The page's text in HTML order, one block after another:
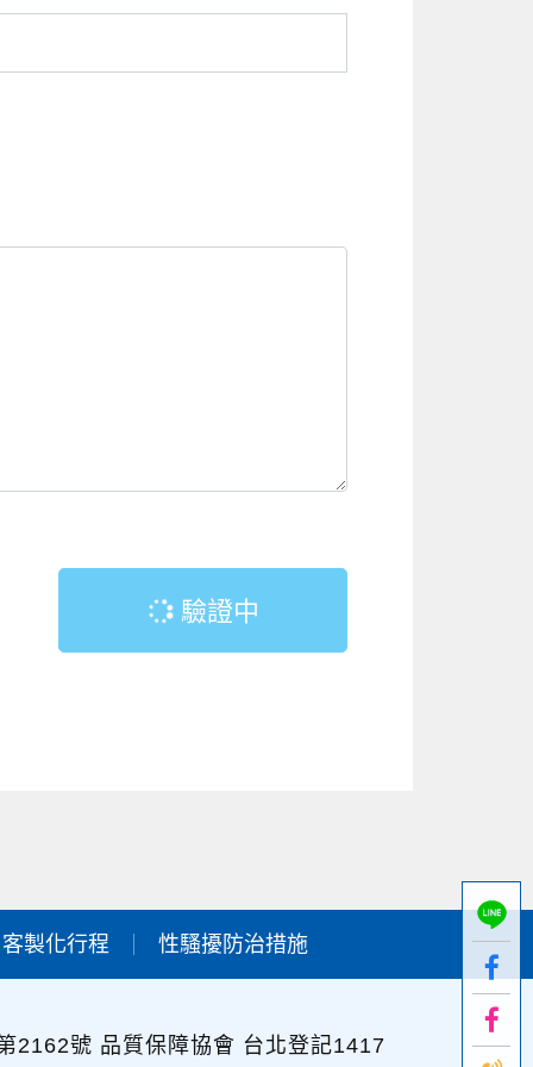
驗證中
客製化行程 性騷擾防治措施
2162號 品質保障協會 台北登記1417